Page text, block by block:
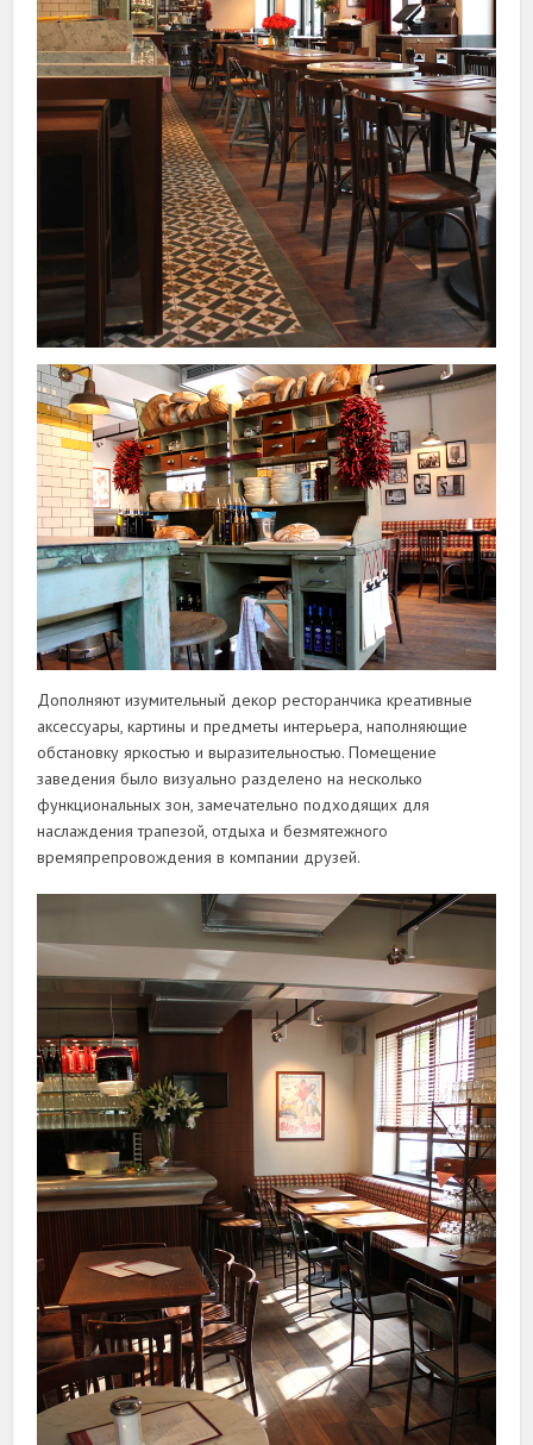
Дополняют изумительный декор ресторанчика креативные
аксессуары, картины и предметы интерьера, наполняющие
обстановку яркостью и выразительностью. Помещение
заведения было визуально разделено на несколько
функциональных зон, замечательно подходящих для
наслаждения трапезой, отдыха и безмятежного
времяпрепровождения в компании друзей.